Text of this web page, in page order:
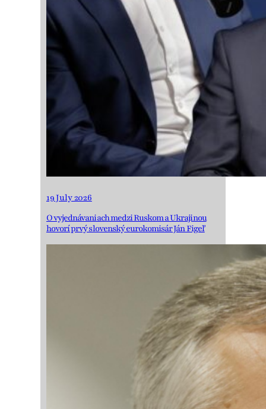
19 July 2026
O vyjednávaniach medzi Ruskom a Ukrajinou
hovorí prvý slovenský eurokomisár Ján Figeľ